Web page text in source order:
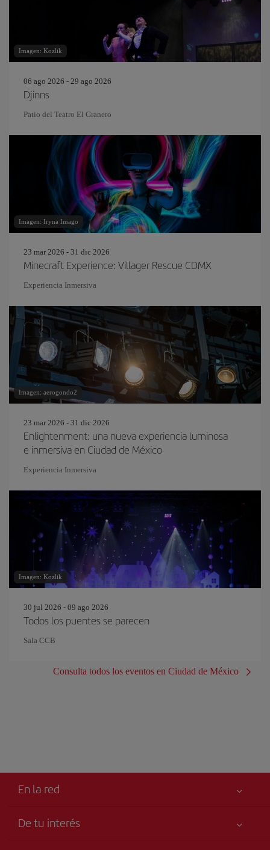
Imagen: Kozlik
06 ago 2026 - 29 ago 2026
Djinns
Patio del Teatro El Granero
Imagen: Iryna Imago
23 mar 2026 - 31 dic 2026
Minecraft Experience: Villager Rescue CDMX
Experiencia Inmersiva
Imagen: aerogondo2
23 mar 2026 - 31 dic 2026
Enlightenment: una nueva experiencia luminosa
e inmersiva en Ciudad de México
Experiencia Inmersiva
Imagen: Kozlik
30 jul 2026 - 09 ago 2026
Todos los puentes se parecen
Sala CCB
Consulta todos los eventos en Ciudad de México
En la red
De tu interés